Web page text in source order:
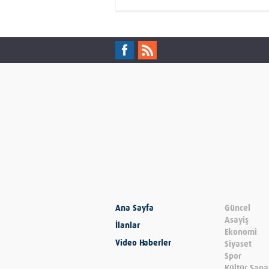
Ana Sayfa
İlanlar
Video Haberler
Güncel
Asayiş
Ekonomi
Siyaset
Spor